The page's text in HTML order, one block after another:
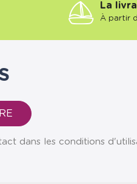
La
À partir
dans les conditions